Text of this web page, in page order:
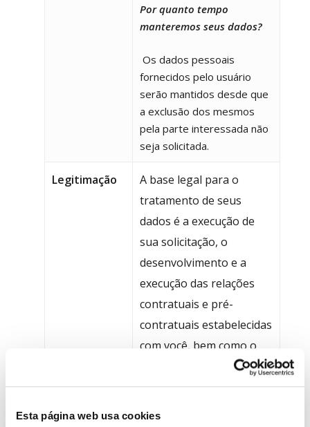
Esta página web usa cookies
Por quanto tempo
manteremos seus dados?
Os dados pessoais
fornecidos pelo usuário
serão mantidos desde que
a exclusão dos mesmos
pela parte interessada não
seja solicitada.
Legitimação
A base legal para o
tratamento de seus
dados é a execução de
sua solicitação, o
desenvolvimento e a
execução das relações
contratuais e pré-
contratuais estabelecidas
com você, bem como o
obrigações legais